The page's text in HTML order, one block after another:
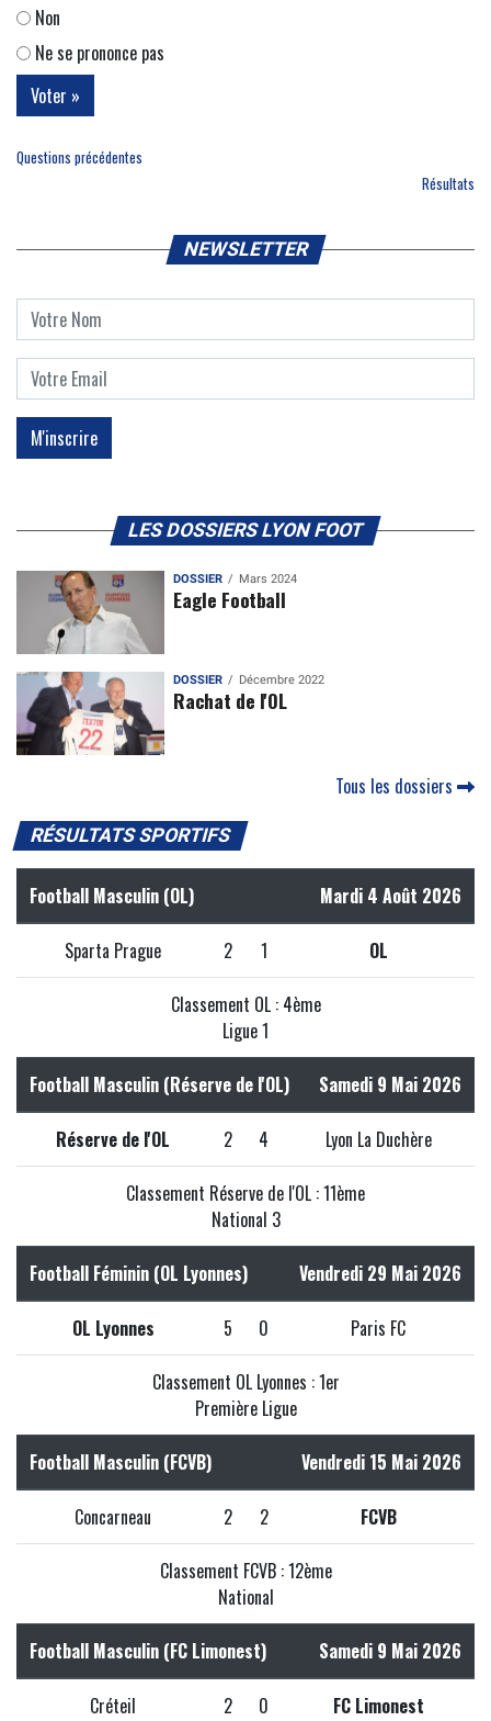
Non
Ne se prononce pas
Questions précédentes
Résultats
NEWSLETTER
LES DOSSIERS LYON FOOT
DOSSIER Mars 2024
Eagle Football
DOSSIER Décembre 2022
Rachat de l'OL
Tous les dossiers
RÉSULTATS SPORTIFS
Football Masculin (OL) Mardi 4 Août 2026
Sparta Prague 2 1 OL
Classement OL : 4ème
Ligue 1
Football Masculin (Réserve de l'OL) Samedi 9 Mai 2026
Réserve de l'OL 2 4 Lyon La Duchère
Classement Réserve de l'OL : 11ème
National 3
Football Féminin (OL Lyonnes) Vendredi 29 Mai 2026
OL Lyonnes 5 0 Paris FC
Classement OL Lyonnes : 1er
Première Ligue
Football Masculin (FCVB) Vendredi 15 Mai 2026
Concarneau 2 2 FCVB
Classement FCVB : 12ème
National
Football Masculin (FC Limonest) Samedi 9 Mai 2026
Créteil 2 0 FC Limonest